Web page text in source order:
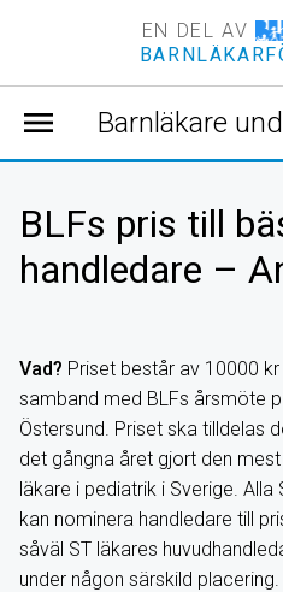
EN DEL AV
Barnläkare
menu
BLFs pris till
handledare –
Vad? Priset består av 10000
samband med BLFs årsmöte
Östersund. Priset ska tilldelas
det gångna året gjort den
läkare i pediatrik i Sverige. Alla
kan nominera handledare till
såväl ST läkares
under någon särskild